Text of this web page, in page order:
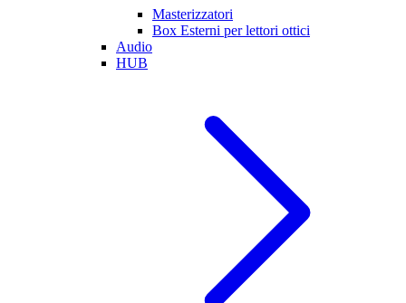
Masterizzatori
Box Esterni per lettori ottici
Audio
HUB